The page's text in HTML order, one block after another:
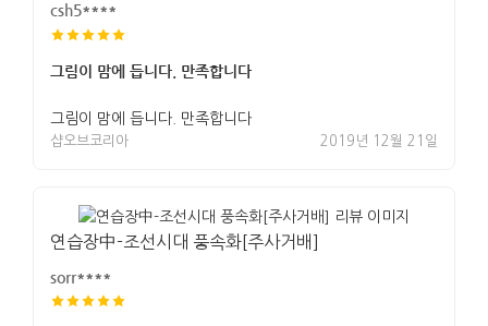
csh5****
그림이 맘에 듭니다. 만족합니다
그림이 맘에 듭니다. 만족합니다
샵오브코리아 2019년 12월 21일
연습장中-조선시대 풍속화[주사거배]
sorr****